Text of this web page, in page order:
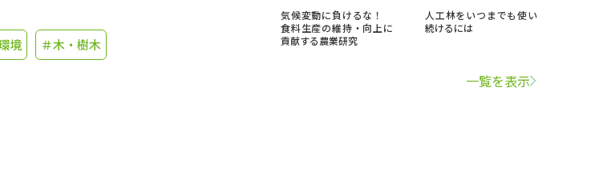
このサイトについて
資料の料金のお支払いについて
訂正のご案内
境 ＃木・樹木
気候変動に負けるな！
食料生産の維持・向上に
貢献する農業研究
人工林をいつまでも使い
続けるには
一覧を表示